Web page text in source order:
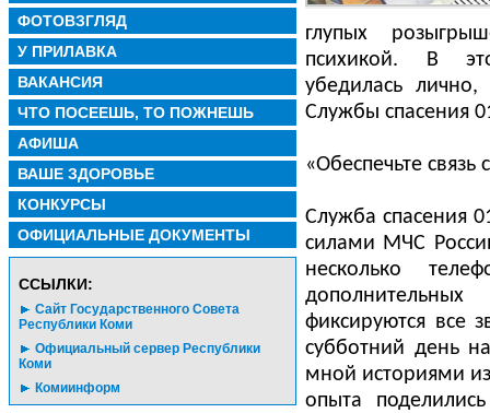
ФОТОВЗГЛЯД
У ПРИЛАВКА
ВАКАНСИЯ
ЧТО ПОСЕЕШЬ, ТО ПОЖНЕШЬ
АФИША
ВАШЕ ЗДОРОВЬЕ
КОНКУРСЫ
ОФИЦИАЛЬНЫЕ ДОКУМЕНТЫ
CСЫЛКИ:
Сайт Государственного Совета
Республики Коми
Официальный сервер Республики
Коми
Комиинформ
глупых
психикой. В
убедилась
Службы спасения
«Обеспечьте
Служба спасения
силами МЧС
несколько
фиксируются все
субботний день
мной историями
опыта